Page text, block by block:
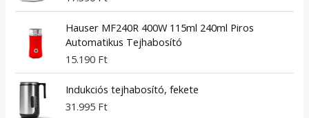
Hauser MF240R 400W 115ml 240ml Piros
Automatikus Tejhabosító
15.190 Ft
Indukciós tejhabosító, fekete
31.995 Ft